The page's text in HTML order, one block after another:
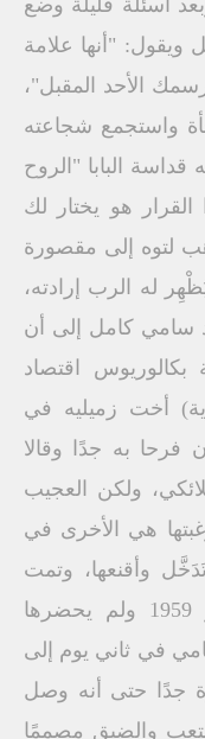
أسئلة قليلة وضع
ويقول: "أنها علامة
الأحد المقبل"،
واستجمع شجاعته
البابا "الروح
هو يختار لك
لتوه إلى مقصورة
له الرب إرادته،
سامي كامل إلى أن
اقتصاد
أخت زميليه في
فرحا به جدًا وقالا
ولكن العجيب
هي الأخرى في
تَدَخَّل وأقنعها، وتمت
الخطوبة يوم الخميس 19 نوفمبر 1959 ولم يحضرها
في ثاني يوم إلى
جدًا حتى أنه وصل
التعب والضيق مصممًا